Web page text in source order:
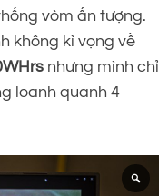
vòm ấn tượng.
không kì vọng về
nhưng mình chỉ
loanh quanh 4